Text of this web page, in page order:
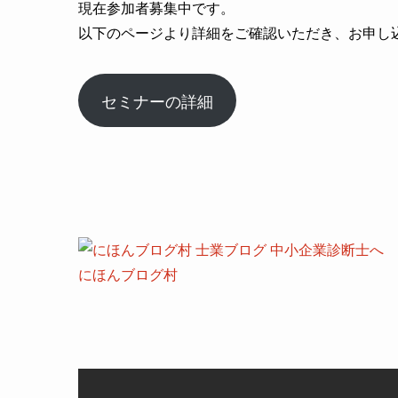
現在参加者募集中です。
以下のページより詳細をご確認いただき、お申し
セミナーの詳細
にほんブログ村